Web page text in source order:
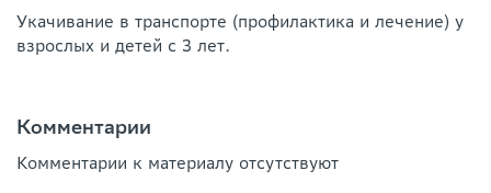
Укачивание в транспорте (профилактика и лечение) у
взрослых и детей с 3 лет.
Комментарии
Комментарии к материалу отсутствуют